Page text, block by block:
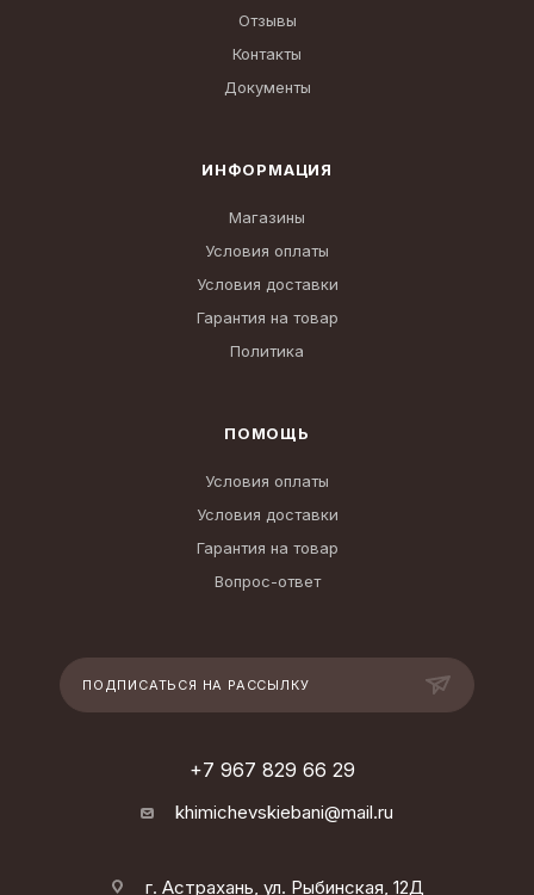
Отзывы
Контакты
Документы
ИНФОРМАЦИЯ
Магазины
Условия оплаты
Условия доставки
Гарантия на товар
Политика
ПОМОЩЬ
Условия оплаты
Условия доставки
Гарантия на товар
Вопрос-ответ
ПОДПИСАТЬСЯ НА РАССЫЛКУ
+7 967 829 66 29
khimichevskiebani@mail.ru
г. Астрахань, ул. Рыбинская, 12Д